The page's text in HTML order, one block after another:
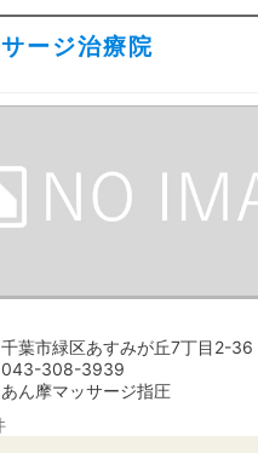
ージ治療院
千葉市緑区あすみが丘7丁目2-36
043-308-3939
あん摩マッサージ指圧